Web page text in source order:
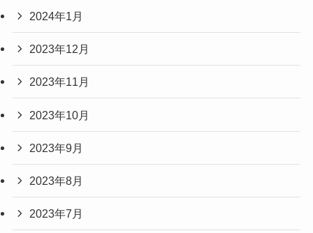
2024年1月
2023年12月
2023年11月
2023年10月
2023年9月
2023年8月
2023年7月